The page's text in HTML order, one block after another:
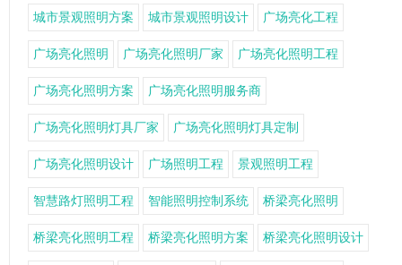
城市景观照明方案 城市景观照明设计 广场亮化工程
广场亮化照明 广场亮化照明厂家 广场亮化照明工程
广场亮化照明方案 广场亮化照明服务商
广场亮化照明灯具厂家 广场亮化照明灯具定制
广场亮化照明设计 广场照明工程 景观照明工程
智慧路灯照明工程 智能照明控制系统 桥梁亮化照明
桥梁亮化照明工程 桥梁亮化照明方案 桥梁亮化照明设计